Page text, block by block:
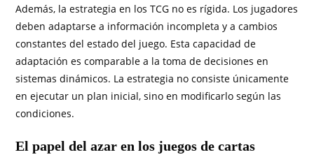
Además, la estrategia en los TCG no es rígida. Los jugadores
deben adaptarse a información incompleta y a cambios
constantes del estado del juego. Esta capacidad de
adaptación es comparable a la toma de decisiones en
sistemas dinámicos. La estrategia no consiste únicamente
en ejecutar un plan inicial, sino en modificarlo según las
condiciones.
El papel del azar en los juegos de cartas